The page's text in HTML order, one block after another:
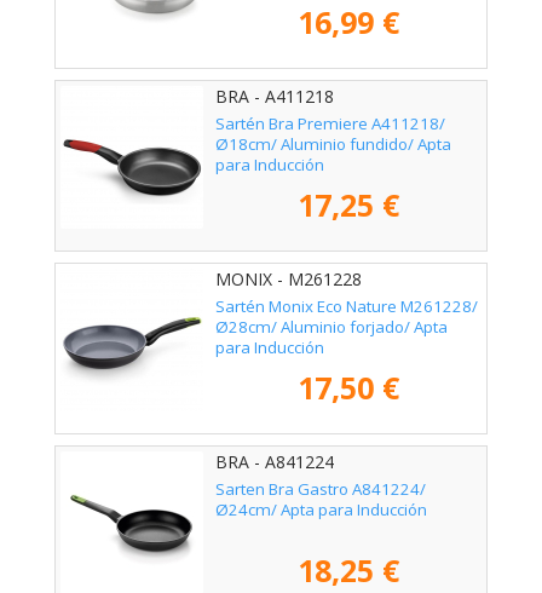
16,99 €
BRA - A411218
Sartén Bra Premiere A411218/
Ø18cm/ Aluminio fundido/ Apta
para Inducción
17,25 €
MONIX - M261228
Sartén Monix Eco Nature M261228/
Ø28cm/ Aluminio forjado/ Apta
para Inducción
17,50 €
BRA - A841224
Sarten Bra Gastro A841224/
Ø24cm/ Apta para Inducción
18,25 €